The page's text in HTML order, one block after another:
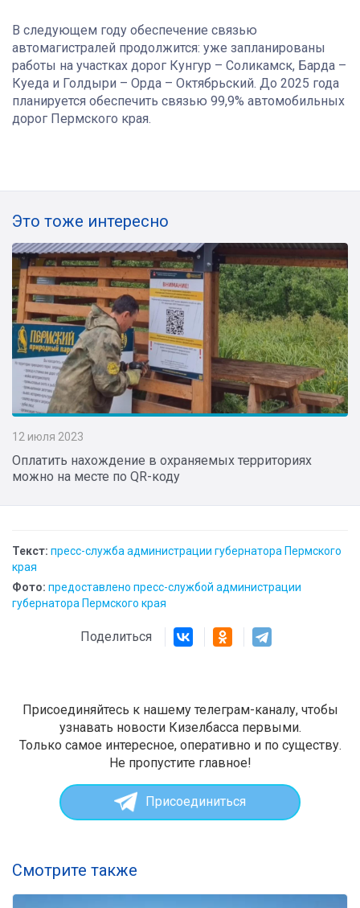
В следующем году обеспечение связью
автомагистралей продолжится: уже запланированы
работы на участках дорог Кунгур – Соликамск, Барда –
Куеда и Голдыри – Орда – Октябрьский. До 2025 года
планируется обеспечить связью 99,9% автомобильных
дорог Пермского края.
Это тоже интересно
12 июля 2023
Оплатить нахождение в охраняемых территориях
можно на месте по QR-коду
Текст: пресс-служба администрации губернатора Пермского
края
Фото: предоставлено пресс-службой администрации
губернатора Пермского края
Поделиться
Присоединяйтесь к нашему телеграм-каналу, чтобы
узнавать новости Кизелбасса первыми.
Только самое интересное, оперативно и по существу.
Не пропустите главное!
Присоединиться
Смотрите также